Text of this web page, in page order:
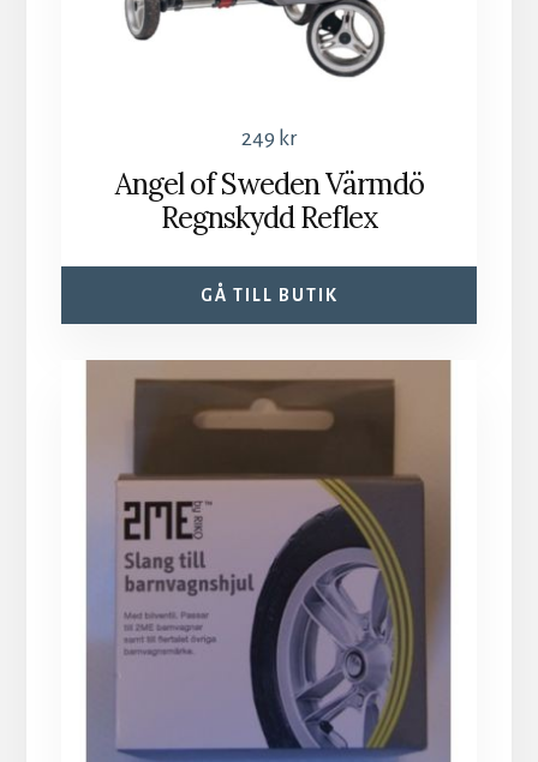
249 kr
Angel of Sweden Värmdö
Regnskydd Reflex
GÅ TILL BUTIK